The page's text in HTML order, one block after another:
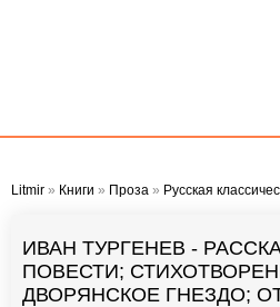
Litmir » Книги » Проза » Русская
ИВАН ТУРГЕНЕВ -
ПОВЕСТИ;
ДВОРЯНСКОЕ ГНЕЗДО;